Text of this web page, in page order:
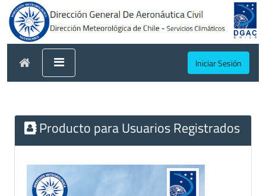
Iniciar Sesión
Producto para Usuarios Registrados